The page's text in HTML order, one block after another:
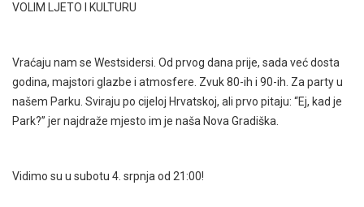
VOLIM LJETO I KULTURU
Vraćaju nam se Westsidersi. Od prvog dana prije, sada već dosta
godina, majstori glazbe i atmosfere. Zvuk 80-ih i 90-ih. Za party u
našem Parku. Sviraju po cijeloj Hrvatskoj, ali prvo pitaju: “Ej, kad je
Park?” jer najdraže mjesto im je naša Nova Gradiška.
Vidimo su u subotu 4. srpnja od 21:00!